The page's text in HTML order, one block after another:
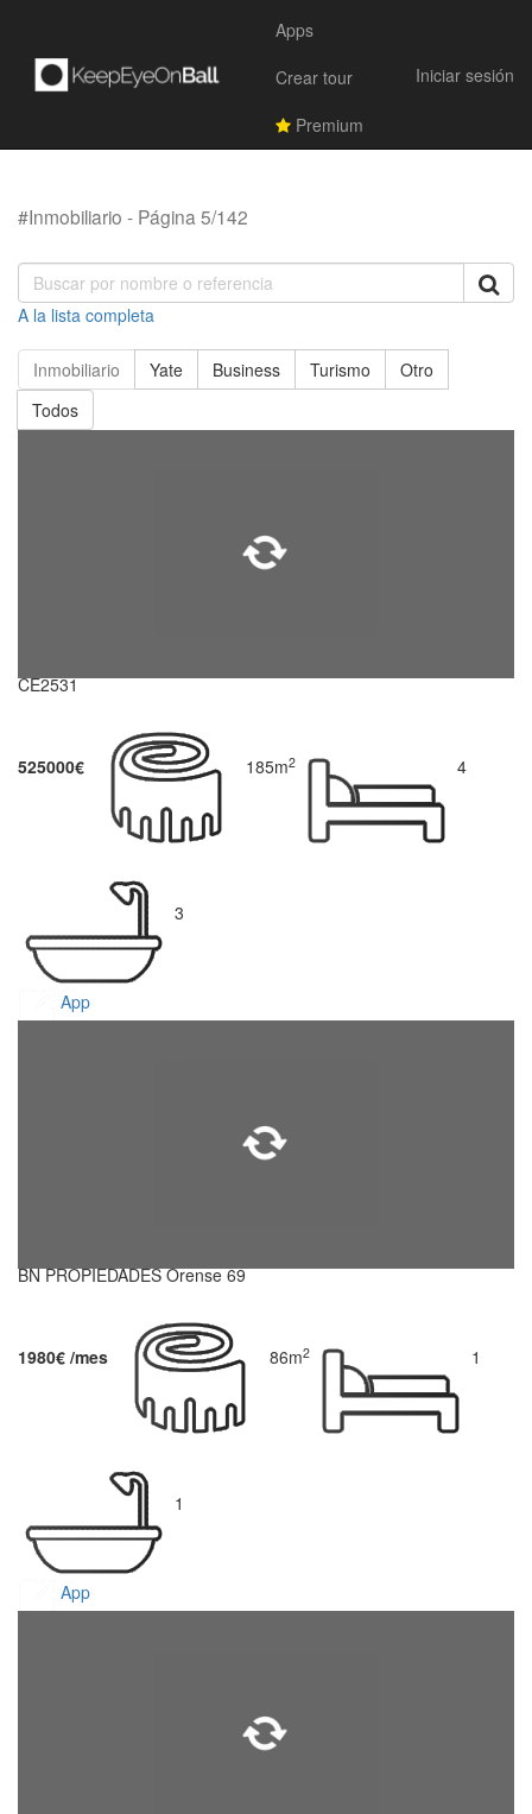
Apps
Crear tour
Premium
Iniciar sesión
#Inmobiliario - Página 5/142
A la lista completa
Inmobiliario Yate Business Turismo
Otro
Todos
CE2531
525000€ 185m2 4
3
App
BN PROPIEDADES Orense 69
1980€ /mes 86m2 1
1
App